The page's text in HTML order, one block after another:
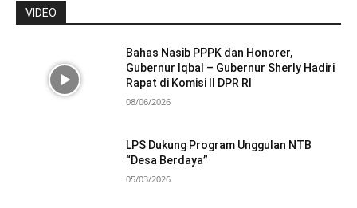
VIDEO
Bahas Nasib PPPK dan Honorer,
Gubernur Iqbal – Gubernur Sherly Hadiri
Rapat di Komisi II DPR RI
08/06/2026
LPS Dukung Program Unggulan NTB
“Desa Berdaya”
05/03/2026